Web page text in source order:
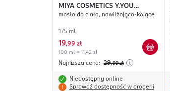
MIYA COSMETICS Y.YOU
melt.me
masło do ciała, nawilżająco-kojące
175 ml
19,99 zł
100 ml = 11,42 zł
Najniższa cena: 29,99 zł
Niedostępny online
Sprawdź dostępność w drogerii